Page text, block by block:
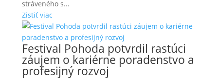
stráveného s...
Zistiť viac
Festival Pohoda potvrdil rastúci
záujem o kariérne poradenstvo a
profesijný rozvoj